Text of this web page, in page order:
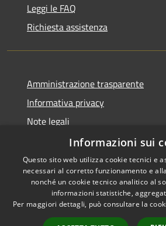
Leggi le FAQ
Richiesta assistenza
Amministrazione trasparente
Informativa privacy
Note legali
Dichiarazione di accessibilità
RSS
Accessibility
Informazioni sui
Questo sito web utilizza cookie tecnici e
necessari al corretto funzionamento e
nonché un cookie tecnico analitico al
informazioni statistiche,
Per maggiori dettagli, può consultare la